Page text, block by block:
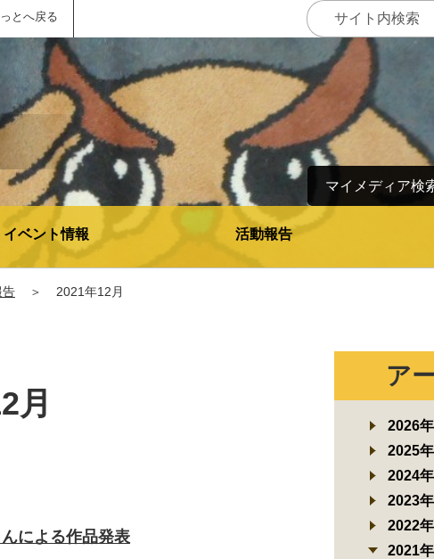
とへ戻る
イベント情報 活動報告
告 ＞ 2021年12月
月
による作品発表
ア
2026年
2025年
2024年
2023年
2022年
2021年